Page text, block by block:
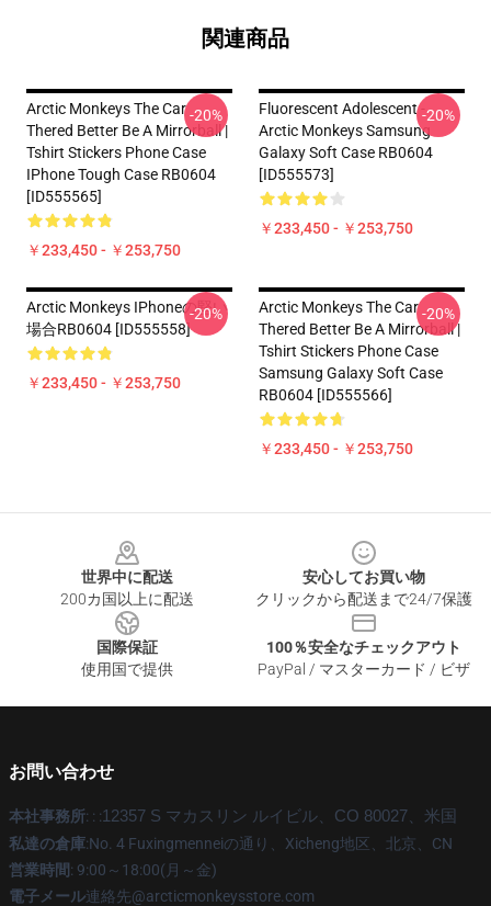
関連商品
Arctic Monkeys The Car
Thered Better Be A Mirrorball |
Tshirt Stickers Phone Case
IPhone Tough Case RB0604
[ID555565]
￥233,450 - ￥253,750
-20%
Fluorescent Adolescent -
Arctic Monkeys Samsung
Galaxy Soft Case RB0604
[ID555573]
￥233,450 - ￥253,750
-20%
Arctic Monkeys IPhoneの堅い
場合RB0604 [ID555558]
￥233,450 - ￥253,750
-20%
Arctic Monkeys The Car
Thered Better Be A Mirrorball |
Tshirt Stickers Phone Case
Samsung Galaxy Soft Case
RB0604 [ID555566]
￥233,450 - ￥253,750
-20%
世界中に配送
200カ国以上に配送
安心してお買い物
クリックから配送まで24/7保護
国際保証
使用国で提供
100％安全なチェックアウト
PayPal / マスターカード / ビザ
お問い合わせ
本社事務所: : :12357 S マカスリン ルイビル、CO 80027、米国
私達の倉庫:No. 4 Fuxingmenneiの通り、Xicheng地区、北京、CN
営業時間: 9:00～18:00(月～金)
電子メール連絡先@arcticmonkeysstore.com